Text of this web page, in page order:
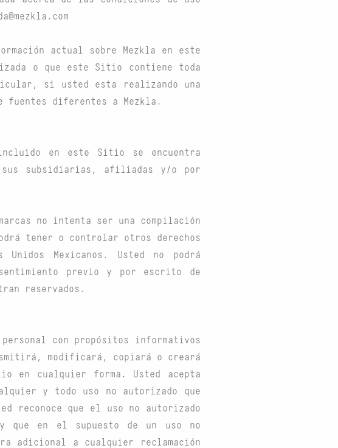
actual sobre Mezkla en este
o que este Sitio contiene toda
si usted esta realizando una
fuentes diferentes a Mezkla.
en este Sitio se encuentra
sus subsidiarias, afiliadas y/o por
no intenta ser una compilación
tener o controlar otros derechos
Mexicanos. Usted no podrá
previo y por escrito de
reservados.
con propósitos informativos
modificará, copiará o creará
en cualquier forma. Usted acepta
y todo uso no autorizado que
reconoce que el uso no autorizado
que en el supuesto de un uso no
adicional a cualquier reclamación